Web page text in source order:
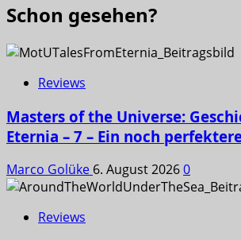
Schon gesehen?
Reviews
Masters of the Universe:
Eternia – 7 – Ein noch
Marco Golüke 6. August 20260
Reviews